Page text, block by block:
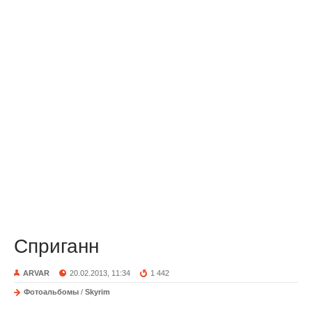
Сприганн
ARVAR 20.02.2013, 11:34 1 442
Фотоальбомы / Skyrim